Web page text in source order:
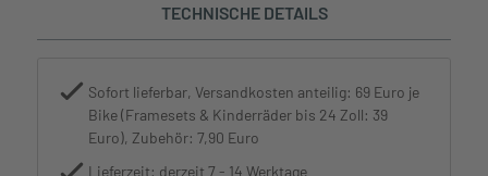
TECHNISCHE DETAILS
Sofort lieferbar, Versandkosten anteilig: 69 Euro je
Bike (Framesets & Kinderräder bis 24 Zoll: 39
Euro), Zubehör: 7,90 Euro
Lieferzeit: derzeit 7 - 14 Werktage